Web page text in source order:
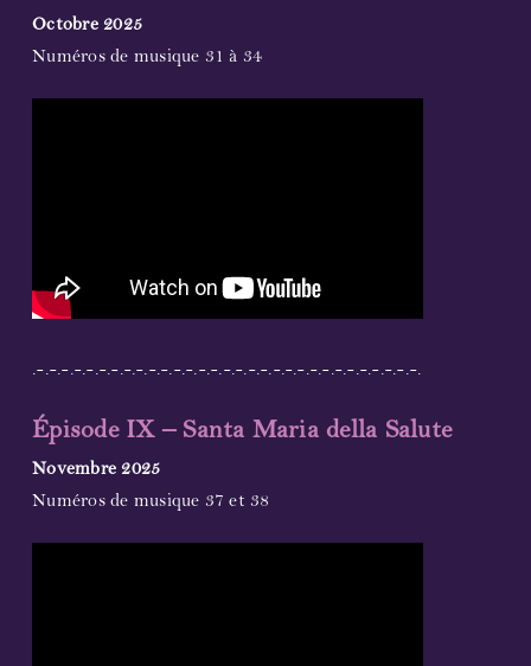
Octobre 2025
Numéros de musique 31 à 34
.-.-.-.-.-.-.-.-.-.-.-.-.-.-.-.-.-.-.-.-.-.-.-.-.-.-.-.-.-.-.-.
Épisode IX – Santa Maria della Salute
Novembre 2025
Numéros de musique 37 et 38